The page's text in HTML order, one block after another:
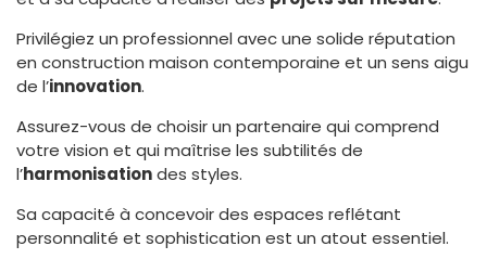
Privilégiez un professionnel avec une solide réputation
en construction maison contemporaine et un sens aigu
de l’innovation.
Assurez-vous de choisir un partenaire qui comprend
votre vision et qui maîtrise les subtilités de
l’harmonisationdes styles.
Sa capacité à concevoir des espaces reflétant
personnalité et sophistication est un atout essentiel.